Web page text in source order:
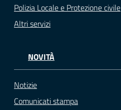
Polizia Locale e Protezione civile
Altri servizi
NOVITÀ
Notizie
Comunicati stampa